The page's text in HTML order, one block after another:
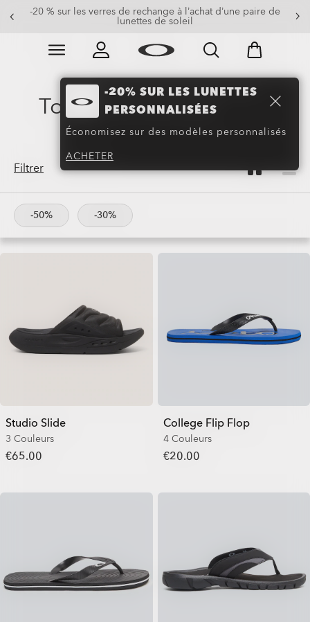
-20 % sur les verres de rechange à l’achat d’une paire de
lunettes de soleil
Slide 3 of 3. -20 % sur les verres de rechange à
-20% SUR LES LUNETTES
PERSONNALISÉES
Économisez sur des modèles personnalisés
ACHETER
Tongs & Sandales (15)
Filtrer
-50% -30%
Studio Slide
3 Couleurs
€65.00
College Flip Flop
4 Couleurs
€20.00